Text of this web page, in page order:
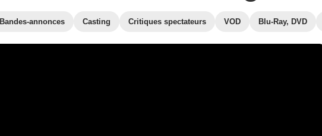
Bandes-annonces Casting Critiques spectateurs VOD Blu-Ray, DVD